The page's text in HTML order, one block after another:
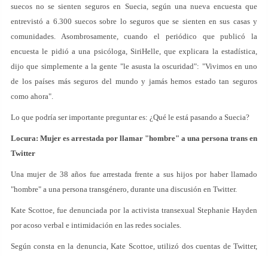
suecos no se sienten seguros en Suecia, según una nueva encuesta que
entrevistó a 6.300 suecos sobre lo seguros que se sienten en sus casas y
comunidades. Asombrosamente, cuando el periódico que publicó la
encuesta le pidió a una psicóloga, SiriHelle, que explicara la estadística,
dijo que simplemente a la gente "le asusta la oscuridad": "Vivimos en uno
de los países más seguros del mundo y jamás hemos estado tan seguros
como ahora".
Lo que podría ser importante preguntar es: ¿Qué le está pasando a Suecia?
Locura: Mujer es arrestada por llamar "hombre" a una persona trans en
Twitter
Una mujer de 38 años fue arrestada frente a sus hijos por haber llamado
"hombre" a una persona transgénero, durante una discusión en Twitter.
Kate Scottoe, fue denunciada por la activista transexual Stephanie Hayden
por acoso verbal e intimidación en las redes sociales.
Según consta en la denuncia, Kate Scottoe, utilizó dos cuentas de Twitter,